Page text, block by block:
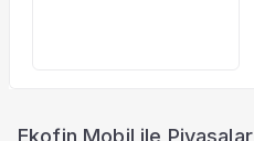
Ekofin Mobil ile Piyasalar